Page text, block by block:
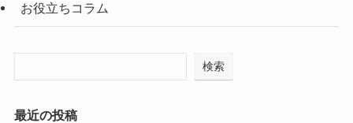
お役立ちコラム
検索
最近の投稿